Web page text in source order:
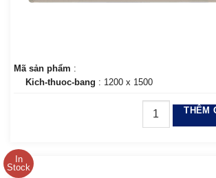
Mã sản phẩm :
Kich-thuoc-bang : 1200 x 1500
THÊM
In
Stock